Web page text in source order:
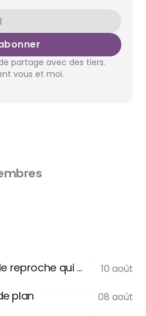
partage avec des tiers.
vous et moi.
« Manger, bouger » : le reproche qui ne se dit jamais 10 août
plan 08 août